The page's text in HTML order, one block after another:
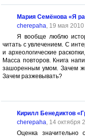
Мария Семёнова «Я
cherepaha, 19 мая 2010
Я вообще люблю
читать с увлечением. С
и археологические
Масса повторов. Книга
зашоренным умом. Зачем
Зачем разжевывать?
Кирилл Бенедиктов
cherepaha, 14 октября
Оценка значительно